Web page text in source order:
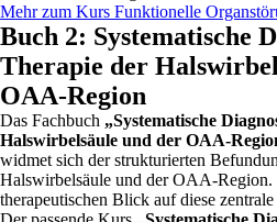
Mehr zum Kurs Funktionelle
Buch 2: Systematische
Therapie der
OAA-Region
Das Fachbuch „Systematische
Halswirbelsäule und der OAA-
widmet sich der strukturierten
Halswirbelsäule und der OAA-Region.
therapeutischen Blick auf diese